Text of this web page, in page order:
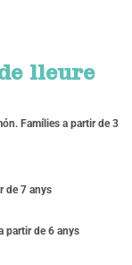
lleure
Famílies a partir de 3
de 7 anys
partir de 6 anys